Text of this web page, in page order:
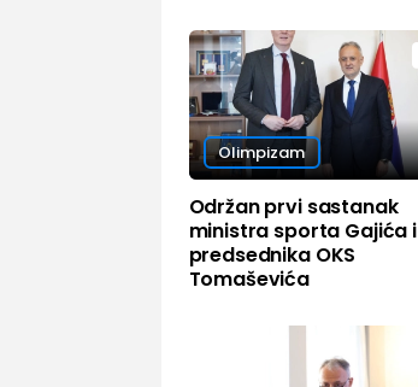
Olimpizam
Održan prvi sastanak
ministra sporta Gajića i
predsednika OKS
Tomaševića